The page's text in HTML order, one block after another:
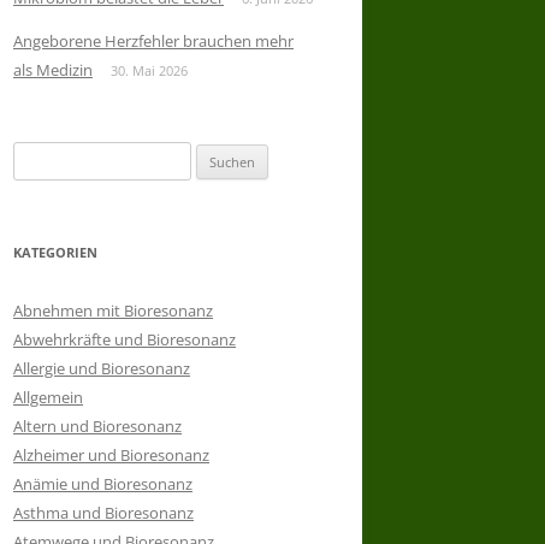
Angeborene Herzfehler brauchen mehr
als Medizin
30. Mai 2026
nach:
KATEGORIEN
Abnehmen mit Bioresonanz
Abwehrkräfte und Bioresonanz
Allergie und Bioresonanz
Allgemein
Altern und Bioresonanz
Alzheimer und Bioresonanz
Anämie und Bioresonanz
Asthma und Bioresonanz